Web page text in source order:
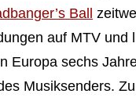
Ball
auf MTV und
Europa sechs
Musiksenders.